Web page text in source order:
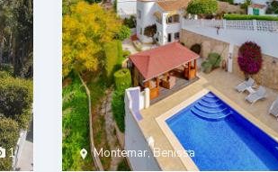
1 Montemar, Benissa